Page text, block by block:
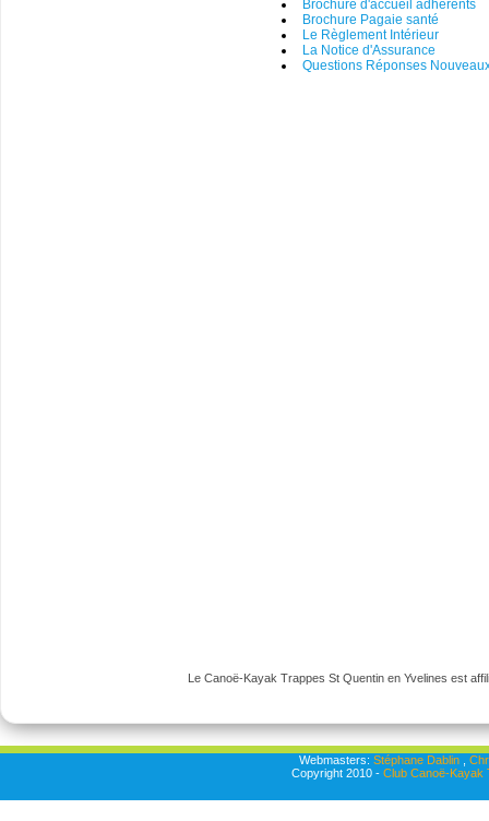
Brochure d'accueil adhérents
Brochure Pagaie santé
Le Règlement Intérieur
La Notice d'Assurance
Questions Réponses
Le Canoë-Kayak Trappes St Quentin en Yvelines est
Webmasters: Stéphane Dablin,
Copyright 2010 - Club Canoë-Kayak